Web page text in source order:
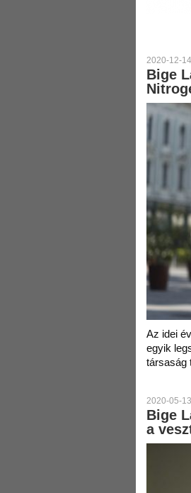
2020-12-14
Bige
Az idei
egyik
társaság
2020-05-13
Bige
a